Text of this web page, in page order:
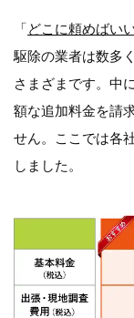
「どこに頼めばい
駆除の業者は数多
さまざまです。中
額な追加料金を請
せん。ここでは各
しました。